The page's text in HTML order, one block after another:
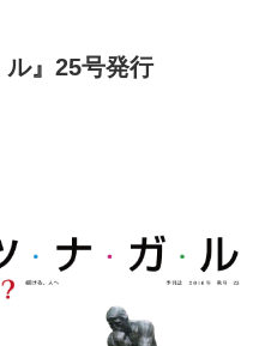
』25号発行